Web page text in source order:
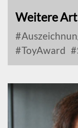
Weitere
ToyAward